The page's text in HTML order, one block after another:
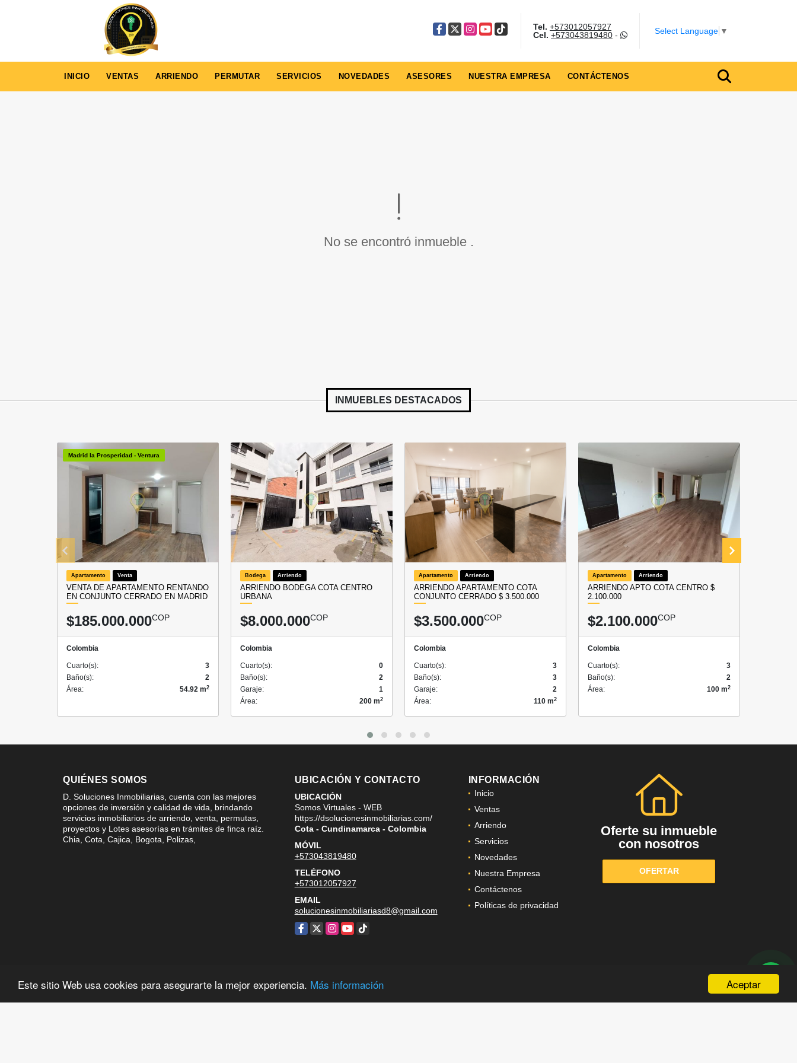
Aceptar
Este sitio Web usa cookies para asegurarte la mejor experiencia. Más información
Facebook
X Instagram
YouTube
TikTok Tel. +573012057927
Cel. +573043819480- Select Language ▼
INICIO VENTAS ARRIENDO PERMUTAR SERVICIOS NOVEDADES ASESORES NUESTRA EMPRESA CONTÁCTENOS
No se encontró inmueble .
INMUEBLES DESTACADOS
Madrid la Prosperidad - Ventura
Apartamento Venta
VENTA DE APARTAMENTO RENTANDO
EN CONJUNTO CERRADO EN MADRID
$185.000.000COP
Colombia
Cuarto(s):
3
Baño(s):
2
Área:
54.92 m2
Bodega Arriendo
ARRIENDO BODEGA COTA CENTRO
URBANA
$8.000.000COP
Colombia
Cuarto(s):
0
Baño(s):
2
Garaje:
1
Área:
200 m2
Apartamento Arriendo
ARRIENDO APARTAMENTO COTA
CONJUNTO CERRADO $ 3.500.000
$3.500.000COP
Colombia
Cuarto(s):
3
Baño(s):
3
Garaje:
2
Área:
110 m2
Apartamento Arriendo
ARRIENDO APTO COTA CENTRO $
2.100.000
$2.100.000COP
Colombia
Cuarto(s):
3
Baño(s):
2
Área:
100 m2
QUIÉNES SOMOS
D. Soluciones Inmobiliarias, cuenta con las mejores
opciones de inversión y calidad de vida, brindando
servicios inmobiliarios de arriendo, venta, permutas,
proyectos y Lotes asesorías en trámites de finca raíz.
Chia, Cota, Cajica, Bogota, Polizas,
UBICACIÓN Y CONTACTO
UBICACIÓN
Somos Virtuales - WEB
https://dsolucionesinmobiliarias.com/
Cota - Cundinamarca - Colombia
MÓVIL
+573043819480
TELÉFONO
+573012057927
EMAIL
solucionesinmobiliariasd8@gmail.com
Facebook
X Instagram
YouTube
TikTok
INFORMACIÓN
Inicio
Ventas
Arriendo
Servicios
Novedades
Nuestra Empresa
Contáctenos
Políticas de privacidad
Oferte su inmueble
con nosotros
OFERTAR
©2026 dsolucionesinmobiliarias.com , todos los derechos reservados. wasi.co